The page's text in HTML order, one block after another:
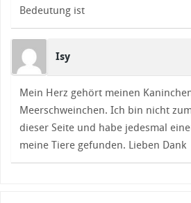
Bedeutung ist
Isy
Mein Herz gehört meinen
Meerschweinchen. Ich bin nicht
dieser Seite und habe jedesmal
meine Tiere gefunden. Lieben Dank